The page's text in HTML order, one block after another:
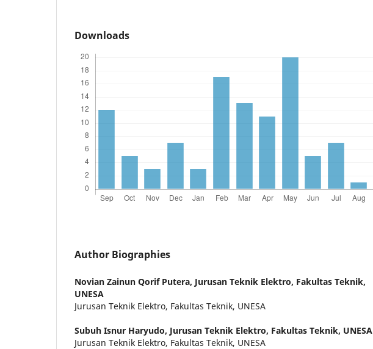
Downloads
Author Biographies
Novian Zainun Qorif Putera, Jurusan Teknik Elektro, Fakultas Teknik,
UNESA
Jurusan Teknik Elektro, Fakultas Teknik, UNESA
Subuh Isnur Haryudo, Jurusan Teknik Elektro, Fakultas Teknik, UNESA
Jurusan Teknik Elektro, Fakultas Teknik, UNESA